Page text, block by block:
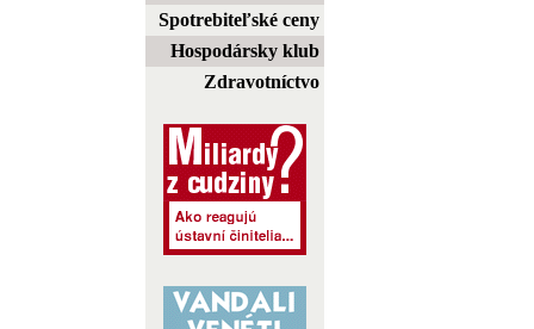
Spotrebiteľské ceny
Hospodársky klub
Zdravotníctvo